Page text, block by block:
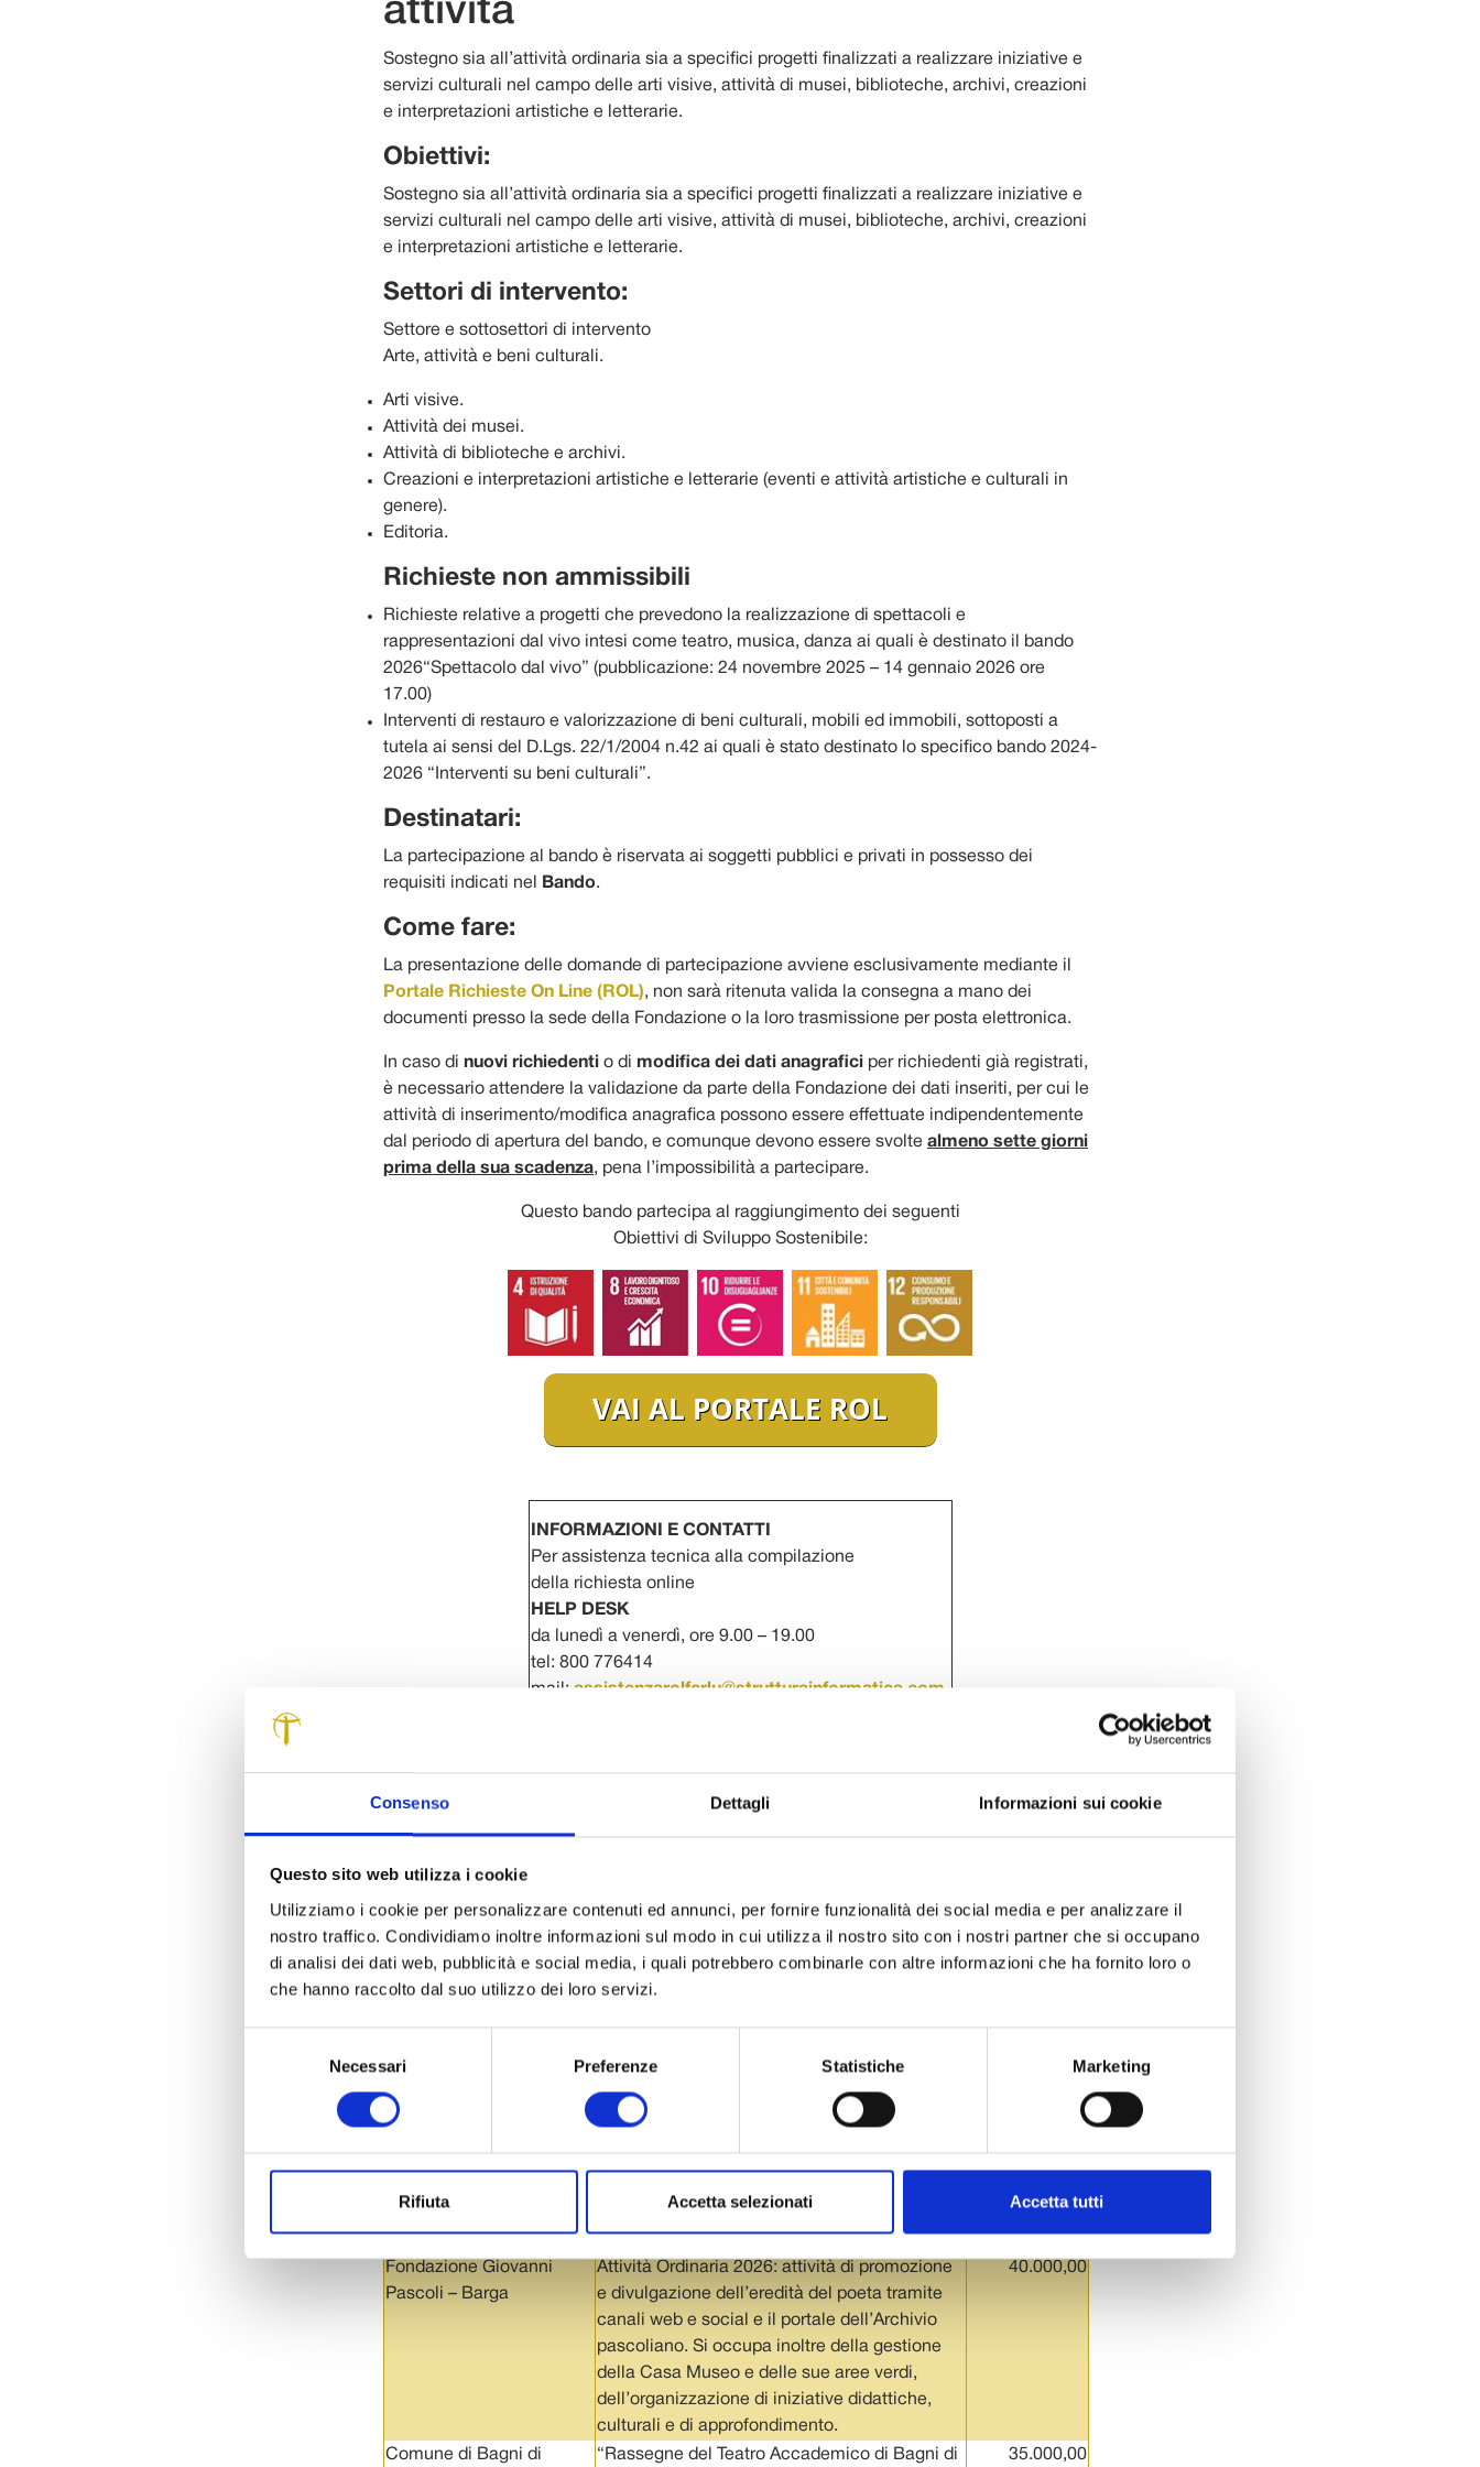
Consenso Dettagli Informazioni sui cookie
Questo sito web utilizza i cookie
Utilizziamo i cookie per personalizzare contenuti ed annunci, per fornire funzionalità dei social media e per analizzare il
nostro traffico. Condividiamo inoltre informazioni sul modo in cui utilizza il nostro sito con i nostri partner che si occupano
di analisi dei dati web, pubblicità e social media, i quali potrebbero combinarle con altre informazioni che ha fornito loro o
che hanno raccolto dal suo utilizzo dei loro servizi.
Necessari Preferenze Statistiche Marketing
Rifiuta Accetta selezionati Accetta tutti
attività
Sostegno sia all’attività ordinaria sia a specifici progetti finalizzati a realizzare iniziative e
servizi culturali nel campo delle arti visive, attività di musei, biblioteche, archivi, creazioni
e interpretazioni artistiche e letterarie.
Obiettivi:
Sostegno sia all’attività ordinaria sia a specifici progetti finalizzati a realizzare iniziative e
servizi culturali nel campo delle arti visive, attività di musei, biblioteche, archivi, creazioni
e interpretazioni artistiche e letterarie.
Settori di intervento:
Settore e sottosettori di intervento
Arte, attività e beni culturali.
Arti visive.
Attività dei musei.
Attività di biblioteche e archivi.
Creazioni e interpretazioni artistiche e letterarie (eventi e attività artistiche e culturali in
genere).
Editoria.
Richieste non ammissibili
Richieste relative a progetti che prevedono la realizzazione di spettacoli e
rappresentazioni dal vivo intesi come teatro, musica, danza ai quali è destinato il bando
2026“Spettacolo dal vivo” (pubblicazione: 24 novembre 2025 – 14 gennaio 2026 ore
17.00)
Interventi di restauro e valorizzazione di beni culturali, mobili ed immobili, sottoposti a
tutela ai sensi del D.Lgs. 22/1/2004 n.42 ai quali è stato destinato lo specifico bando 2024-
2026 “Interventi su beni culturali”.
Destinatari:
La partecipazione al bando è riservata ai soggetti pubblici e privati in possesso dei
requisiti indicati nel
Bando.
Come fare:
La presentazione delle domande di partecipazione avviene esclusivamente mediante il
Portale Richieste On Line (ROL), non sarà ritenuta valida la consegna a mano dei
documenti presso la sede della Fondazione o la loro trasmissione per posta elettronica.
In caso di nuovi richiedenti o di modifica dei dati anagrafici per richiedenti già registrati,
è necessario attendere la validazione da parte della Fondazione dei dati inseriti, per cui le
attività di inserimento/modifica anagrafica possono essere effettuate indipendentemente
dal periodo di apertura del bando, e comunque devono essere svolte almeno sette giorni
prima della sua scadenza, pena l’impossibilità a partecipare.
Questo bando partecipa al raggiungimento dei seguenti
Obiettivi di Sviluppo Sostenibile:
INFORMAZIONI E CONTATTI
Per assistenza tecnica alla compilazione
della richiesta online
HELP DESK
da lunedì a venerdì, ore 9.00 – 19.00
tel: 800 776414
mail: assistenzarolfcrlu@strutturainformatica.com
tel: 0583 472.670 – 669 – 630 – 625 – 631 – 612
mail:interventi@fondazionecarilucca.it
Fondazione Paolo Cresci
Attività Ordinaria 2026: la Fondazione si
Museo dedicato, una biblioteca che ospita
volumi rari e un prestigioso archivio.
50.000,00
Fondazione Giovanni
Pascoli – Barga
Attività Ordinaria 2026: attività di promozione
e divulgazione dell’eredità del poeta tramite
canali web e social e il portale dell’Archivio
pascoliano. Si occupa inoltre della gestione
della Casa Museo e delle sue aree verdi,
dell’organizzazione di iniziative didattiche,
culturali e di approfondimento.
40.000,00
Comune di Bagni di
“Rassegne del Teatro Accademico di Bagni di
35.000,00